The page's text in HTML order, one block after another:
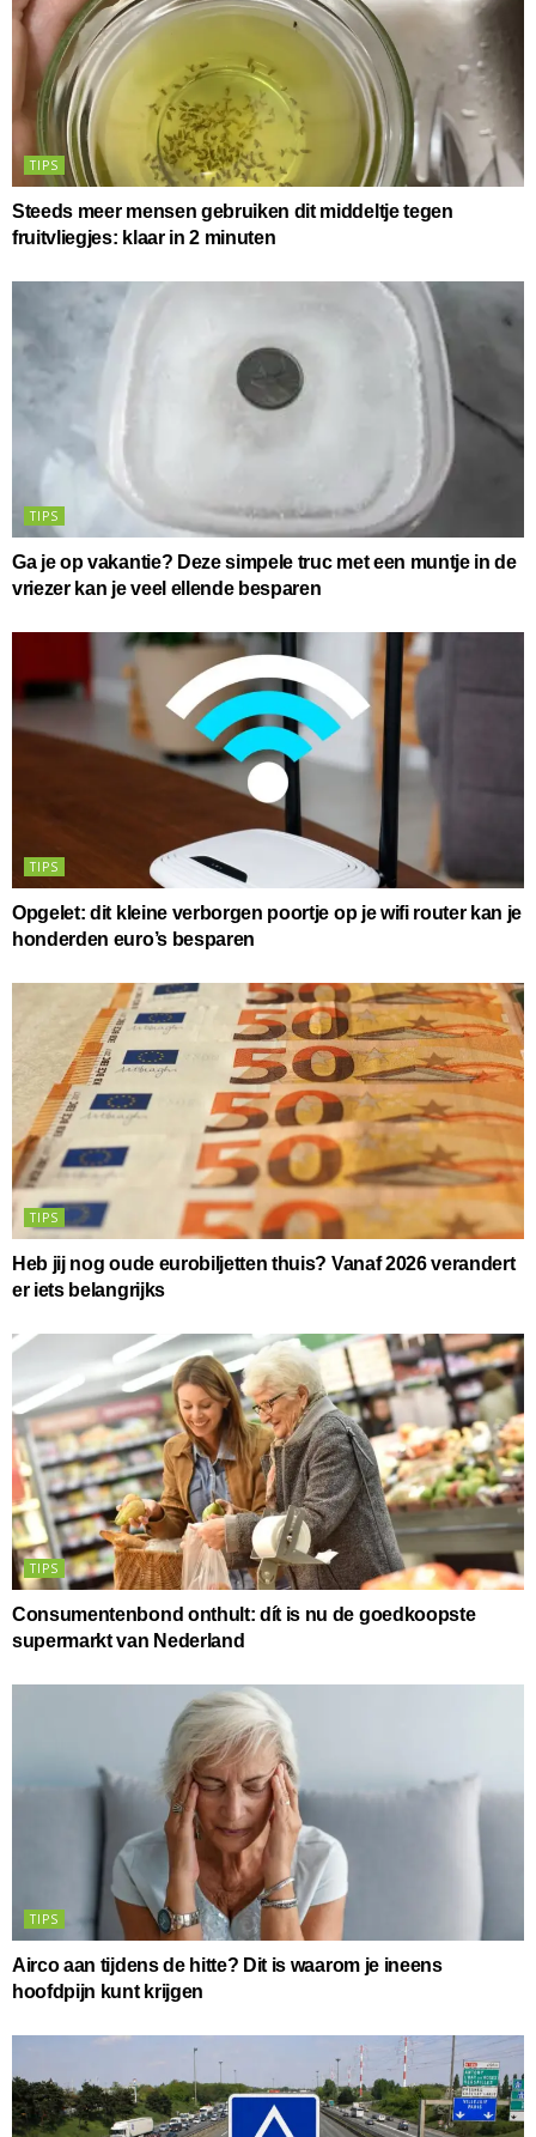
TIPS
Steeds meer mensen gebruiken dit middeltje tegen
fruitvliegjes: klaar in 2 minuten
TIPS
Ga je op vakantie? Deze simpele truc met een muntje in de
vriezer kan je veel ellende besparen
TIPS
Opgelet: dit kleine verborgen poortje op je wifi router kan je
honderden euro’s besparen
TIPS
Heb jij nog oude eurobiljetten thuis? Vanaf 2026 verandert
er iets belangrijks
TIPS
Consumentenbond onthult: dít is nu de goedkoopste
supermarkt van Nederland
TIPS
Airco aan tijdens de hitte? Dit is waarom je ineens
hoofdpijn kunt krijgen